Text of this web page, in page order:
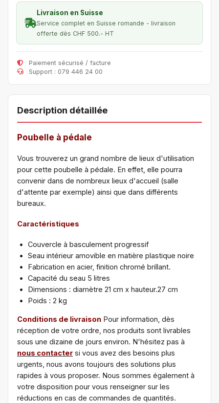
Livraison en Suisse
Service complet en Suisse romande - livraison
offerte dès CHF 500.- HT
Paiement sécurisé / facture
Support : 079 446 24 00
Description détaillée
Poubelle à pédale
Vous trouverez un grand nombre de lieux d'utilisation
pour cette poubelle à pédale. En effet, elle pourra
convenir dans de nombreux lieux d'accueil (salle
d'attente par exemple) ainsi que dans différents
bureaux.
Caractéristiques
Couvercle à basculement progressif
Seau intérieur amovible en matière plastique noire
Fabrication en acier, finition chromé brillant.
Capacité du seau 5 litres
Dimensions : diamètre 21 cm x hauteur.27 cm
Poids : 2 kg
Conditions de livraison Pour information, dès
réception de votre ordre, nos produits sont livrables
sous une dizaine de jours environ. N'hésitez pas à
nous contacter si vous avez des besoins plus
urgents, nous avons toujours des solutions plus
rapides à vous proposer. Nous sommes également à
votre disposition pour vous renseigner sur les
réductions en cas de commandes de quantités.